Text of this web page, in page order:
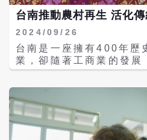
成名曲《他們說我是沒有
著年輕一代的心聲，深受
場還有「Joyce就以斯」
如呂允與鄒序則以其感性
多活力。這兩天的演出可
的一場饗宴。 此次《2024秋OUT音樂節》為
處、商業處合作，共設
吸引了100組國內外藝人
思源街出發，延伸至永福
《橋到好》小舞台成為《
台南推動農村再生 活化
2024/09/26
台南是一座擁有400年歷
業，卻隨著工商業的發展
化逐漸式微。為了維護農
土保持署攜手推動農村再
行方案，活化在地農村產
並打造農村社會的新價值。 台南市長黃偉
出，這座城市不僅擁有豐